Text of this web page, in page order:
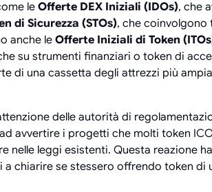
le Offerte DEX Iniziali (IDOs), che
di Sicurezza (STOs), che coinvolgono
anche le Offerte Iniziali di Token
su strumenti finanziari o token di
di una cassetta degli attrezzi più
delle autorità di
avvertire i progetti che molti token
nelle leggi esistenti. Questa reazione
chiarire se stessero offrendo token di